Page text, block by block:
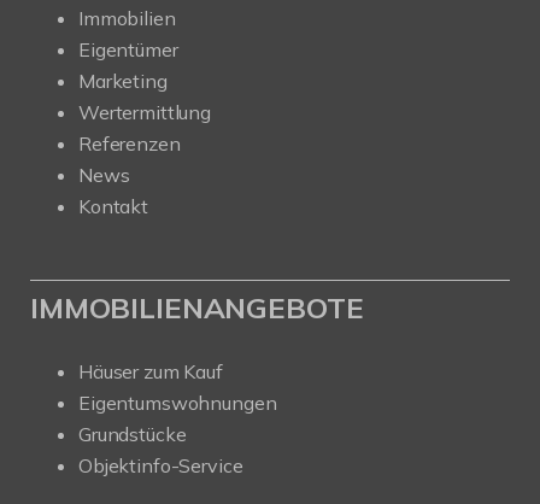
Immobilien
Eigentümer
Marketing
Wertermittlung
Referenzen
News
Kontakt
IMMOBILIENANGEBOTE
Häuser zum Kauf
Eigentumswohnungen
Grundstücke
Objektinfo-Service